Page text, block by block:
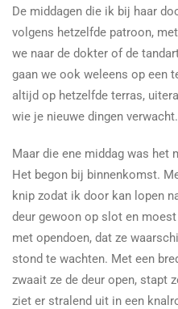
De middagen die ik bij haar
volgens hetzelfde patroon,
we naar de dokter of de
gaan we ook weleens op een
altijd op hetzelfde terras,
wie je nieuwe dingen verwacht.
Maar die ene middag was het
Het begon bij binnenkomst.
knip zodat ik door kan lopen
deur gewoon op slot en
met opendoen, dat ze
stond te wachten. Met een
zwaait ze de deur open, stapt
ziet er stralend uit in een